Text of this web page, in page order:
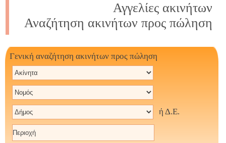
Αγγελίες ακινήτων
Αναζήτηση ακινήτων προς πώληση
Γενική αναζήτηση ακινήτων προς πώληση
ή Δ.Ε.